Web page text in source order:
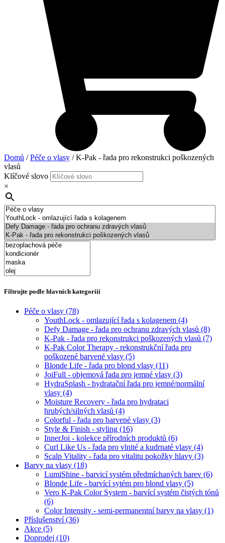
Domů /Péče o vlasy / K-Pak - řada pro rekonstrukci poškozených
vlasů
Klíčové slovo
×
Filtrujte podle hlavních kategoriií
Péče o vlasy (78)
YouthLock - omlazující řada s kolagenem (4)
Defy Damage - řada pro ochranu zdravých vlasů (8)
K-Pak - řada pro rekonstrukci poškozených vlasů (7)
K-Pak Color Therapy - rekonstrukční řada pro
poškozené barvené vlasy (5)
Blonde Life - řada pro blond vlasy (11)
JoiFull - objemová řada pro jemné vlasy (3)
HydraSplash - hydratační řada pro jemné/normální
vlasy (4)
Moisture Recovery - řada pro hydrataci
hrubých/silných vlasů (4)
Colorful - řada pro barvené vlasy (3)
Style & Finish - styling (16)
InnerJoi - kolekce přírodních produktů (6)
Curl Like Us - řada pro vlnité a kudrnaté vlasy (4)
Scalp Vitality - řada pro vitalitu pokožky hlavy (3)
Barvy na vlasy (18)
LumiShine - barvicí systém předmíchaných barev (6)
Blonde Life - barvící sytém pro blond vlasy (5)
Vero K-Pak Color System - barvící systém čistých tónů
(6)
Color Intensity - semi-permanentní barvy na vlasy (1)
Příslušenství(36)
Akce (5)
Doprodej (10)